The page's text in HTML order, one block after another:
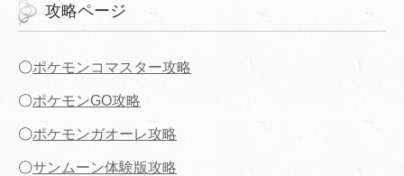
攻略ページ
〇ポケモンコマスター攻略
〇ポケモンGO攻略
〇ポケモンガオーレ攻略
〇サンムーン体験版攻略